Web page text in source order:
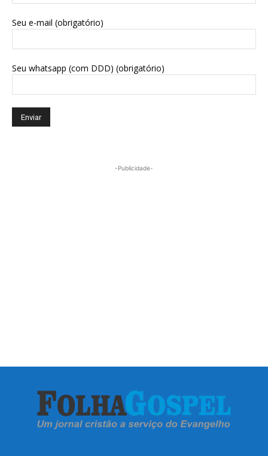
Seu e-mail (obrigatório)
Seu whatsapp (com DDD) (obrigatório)
-Publicidade-